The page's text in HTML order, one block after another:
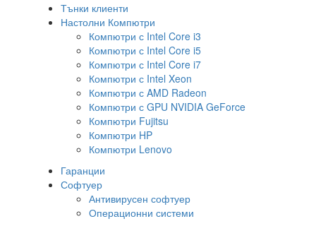
Тънки клиенти
Настолни Компютри
Компютри с Intel Core i3
Компютри с Intel Core i5
Компютри с Intel Core i7
Компютри с Intel Xeon
Компютри с AMD Radeon
Компютри с GPU NVIDIA GeForce
Компютри Fujitsu
Компютри HP
Компютри Lenovo
Гаранции
Софтуер
Антивирусен софтуер
Операционни системи